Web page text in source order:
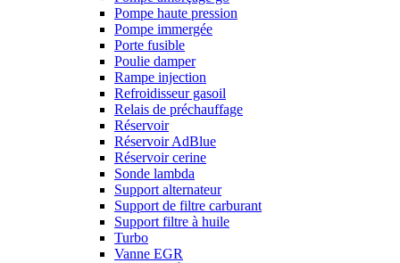
Pompe haute pression
Pompe immergée
Porte fusible
Poulie damper
Rampe injection
Refroidisseur gasoil
Relais de préchauffage
Réservoir
Réservoir AdBlue
Réservoir cerine
Sonde lambda
Support alternateur
Support de filtre carburant
Support filtre à huile
Turbo
Vanne EGR